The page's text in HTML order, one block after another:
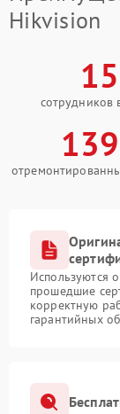
Hikvision
15
сотрудников
Используются
прошедшие
корректную
гарантийных